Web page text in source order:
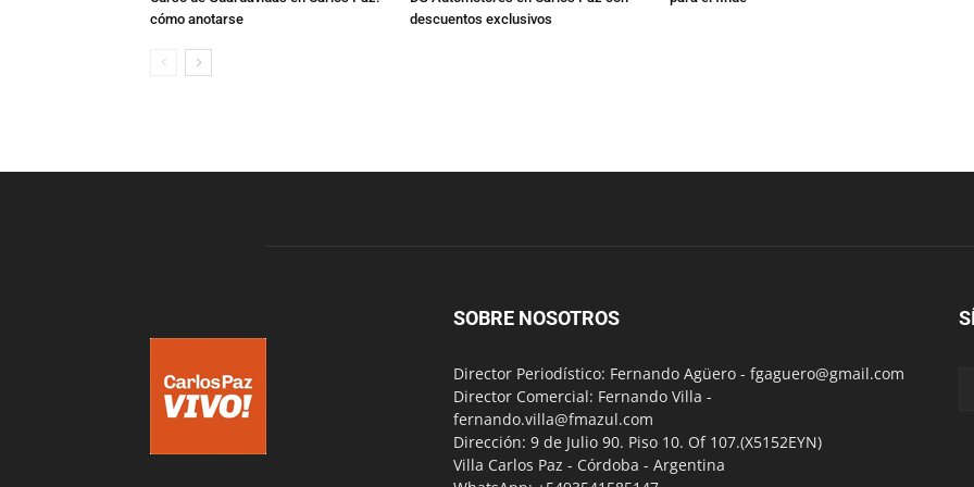
cómo anotarse
descuentos exclusivos
SOBRE NOSOTROS
Director Periodístico: Fernando Agüero - fgaguero@gmail.com
Director Comercial: Fernando Villa -
fernando.villa@fmazul.com
Dirección: 9 de Julio 90. Piso 10. Of 107.(X5152EYN)
Villa Carlos Paz - Córdoba - Argentina